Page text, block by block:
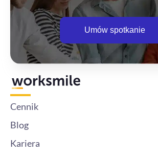
Umów spotkanie
Cennik
Blog
Kariera